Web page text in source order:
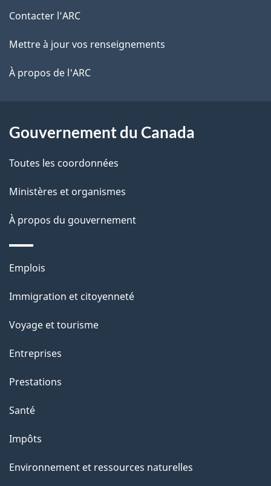
l
a
a
g
e
e
é
t
a
t
i
n
s
u
r
c
t
t
a
e
de
ce
site
Contacter l’ARC
Mettre à jour vos renseignements
À propos de l'ARC
Gouvernement du Canada
Toutes les coordonnées
Ministères et organismes
À propos du gouvernement
Thèmes
sujets
Emplois
Immigration et citoyenneté
Voyage et tourisme
Entreprises
Prestations
Santé
Impôts
Environnement et ressources naturelles